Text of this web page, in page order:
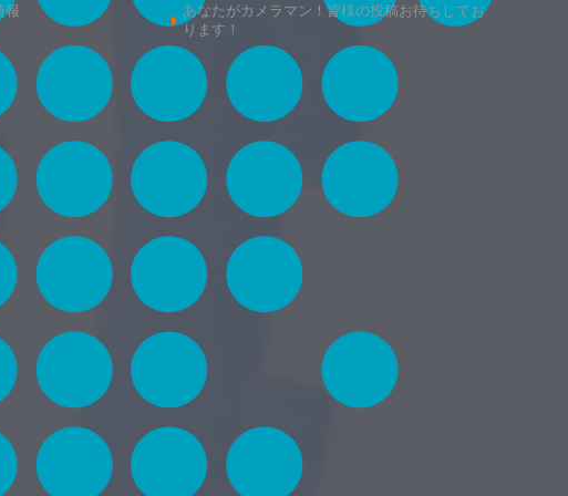
報
あなたがカメラマン！皆様の投稿お待ちしてお
ります！